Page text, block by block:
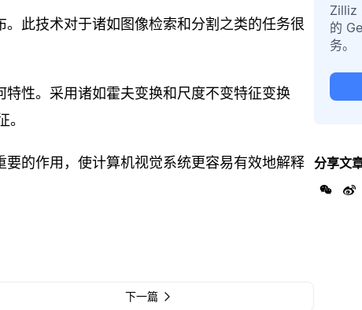
此技术对于诸如图像检索和分割之类的任务很
性。采用诸如霍夫变换和尺度不变特征变换
的作用，使计算机视觉系统更容易有效地解释
下一篇
Zilliz
的
务。
分享文